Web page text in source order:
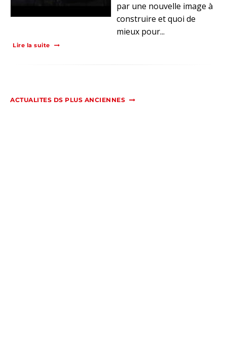
par une nouvelle image à
construire et quoi de
mieux pour...
Lire la suite
ACTUALITES DS PLUS ANCIENNES